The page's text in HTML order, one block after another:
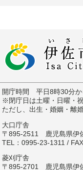
開庁時間 平日8時30分か
※閉庁日は土曜・日曜・
ただし、出生・婚姻・離
大口庁舎
〒895-2511 鹿児島県伊
TEL：0995-23-1311 /
菱刈庁舎
〒895-2701 鹿児島県伊